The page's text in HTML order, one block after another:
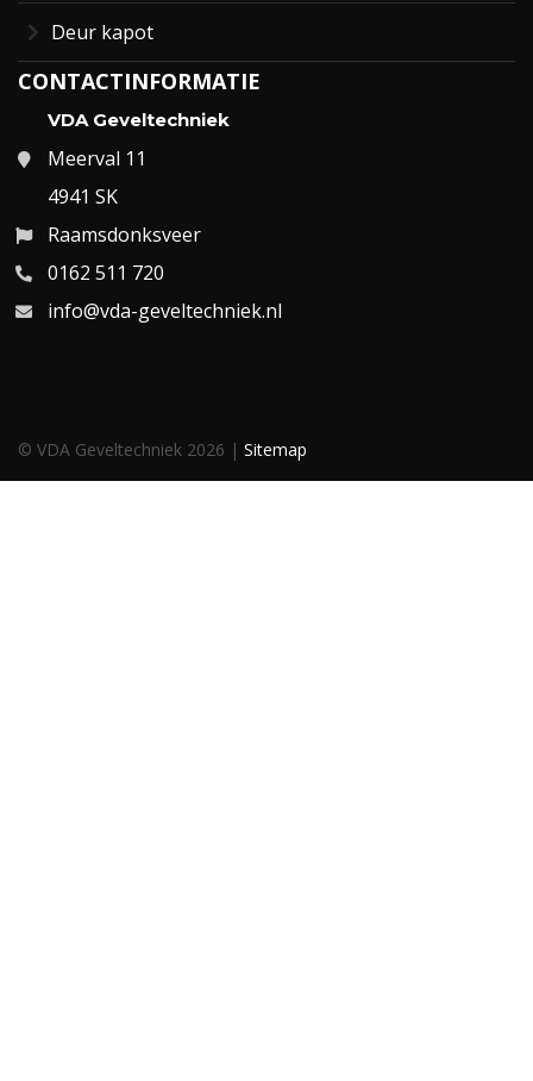
Deur kapot
CONTACTINFORMATIE
VDA Geveltechniek
Meerval 11
4941 SK
Raamsdonksveer
0162 511 720
info@vda-geveltechniek.nl
© VDA Geveltechniek 2026 | Sitemap